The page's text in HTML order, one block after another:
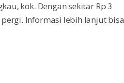
kok. Dengan sekitar Rp 3
Informasi lebih lanjut bisa